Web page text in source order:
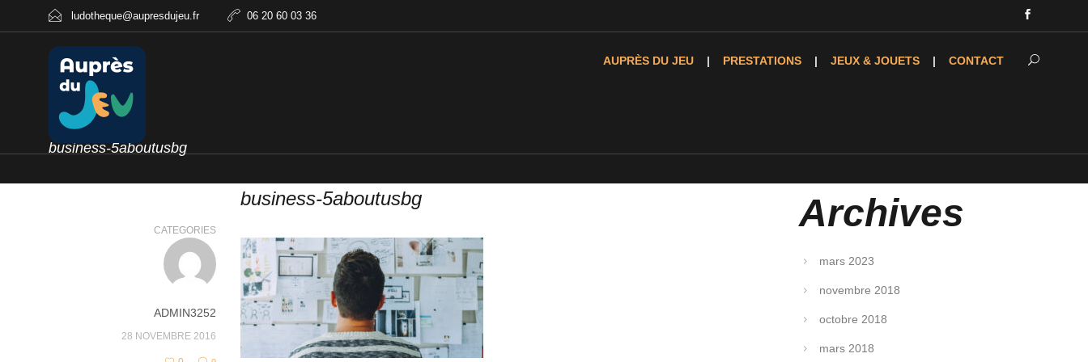
ludotheque@aupresdujeu.fr 06 20 60 03 36
AUPRÈS DU JEU PRESTATIONS JEUX & JOUETS CONTACT
business-5aboutusbg
business-5aboutusbg
CATEGORIES
ADMIN3252
28 NOVEMBRE 2016
Archives
mars 2023
novembre 2018
octobre 2018
mars 2018